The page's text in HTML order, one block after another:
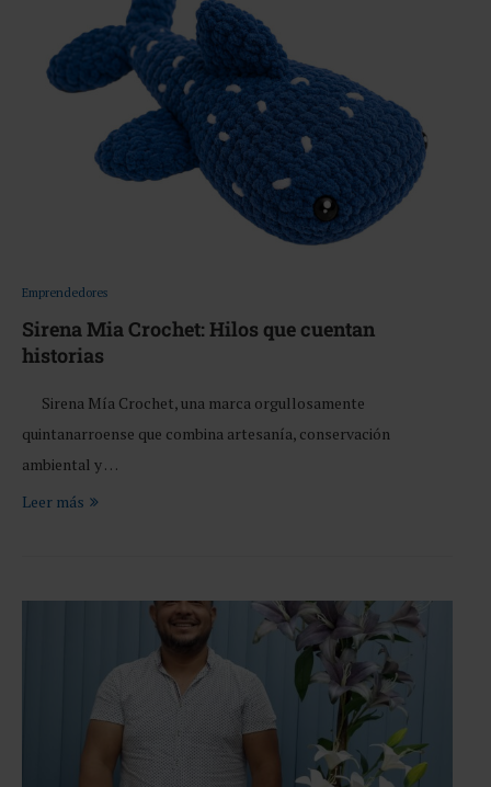
Emprendedores
Sirena Mia Crochet: Hilos que cuentan
historias
Sirena Mía Crochet, una marca orgullosamente
quintanarroense que combina artesanía, conservación
ambiental y …
Leer más